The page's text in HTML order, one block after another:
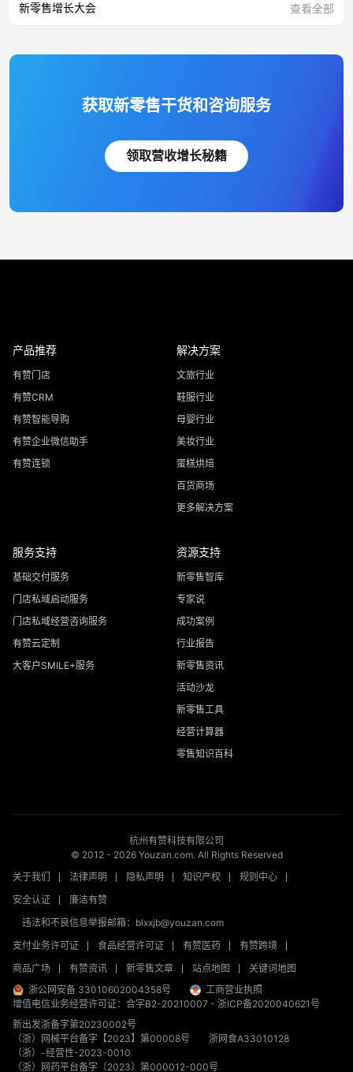
新零售增长大会 查看全部
获取新零售干货和咨询服务
领取营收增长秘籍
产品推荐
有赞门店
有赞CRM
有赞智能导购
有赞企业微信助手
有赞连锁
解决方案
文旅行业
鞋服行业
母婴行业
美妆行业
蛋糕烘焙
百货商场
更多解决方案
服务支持
基础交付服务
门店私域启动服务
门店私域经营咨询服务
有赞云定制
大客户SMILE+服务
资源支持
新零售智库
专家说
成功案例
行业报告
新零售资讯
活动沙龙
新零售工具
经营计算器
零售知识百科
杭州有赞科技有限公司
© 2012 - 2026Youzan.com. All Rights Reserved
关于我们
法律声明 隐私声明 知识产权
规则中心
安全认证
廉洁有赞
违法和不良信息举报邮箱：blxxjb@youzan.com
支付业务许可证
食品经营许可证 有赞医药
有赞跨境
商品广场
有赞资讯 新零售文章 站点地图
关键词地图
浙公网安备 33010602004358号
工商营业执照
增值电信业务经营许可证：合字B2-20210007 - 浙ICP备2020040621号
新出发浙备字第20230002号
（浙）网械平台备字【2023】第00008号
浙网食A33010128
（浙）-经营性-2023-0010
（浙）网药平台备字〔2023〕第000012-000号